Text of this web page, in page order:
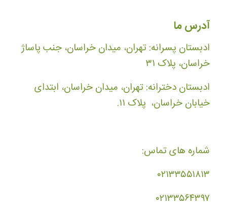
آدرس ما
ادبستان پسرانه: تهران، میدان خراسان، جنب پاساژ
خراسان، پلاک ۳۱
ادبستان دخترانه: تهران، میدان خراسان، ابتدای
خیابان خراسان، پلاک ۱۱.
شماره های تماس:
۰۲۱۳۳۵۵۱۸۱۳
۰۲۱۳۳۵۶۴۳۹۷